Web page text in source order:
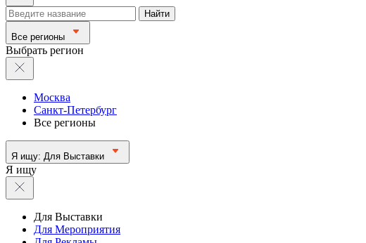
Найти
Все регионы
Выбрать регион
Москва
Санкт-Петербург
Все регионы
Я ищу: Для Выставки
Я ищу
Для Выставки
Для Мероприятия